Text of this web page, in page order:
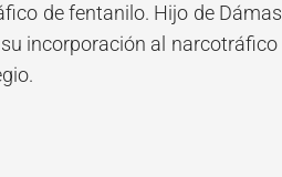
de fentanilo. Hijo de
incorporación al